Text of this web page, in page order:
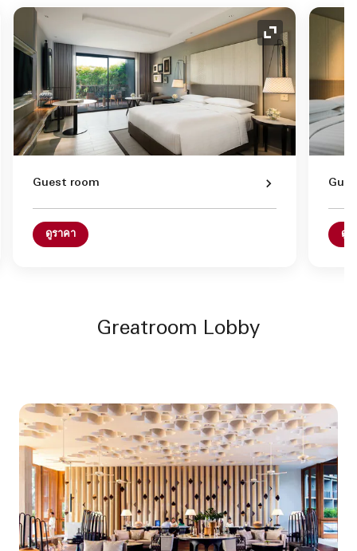
นขยาย ไอคอนขยาย
Guest room
ดูราคา ดูร
Greatroom Lobby